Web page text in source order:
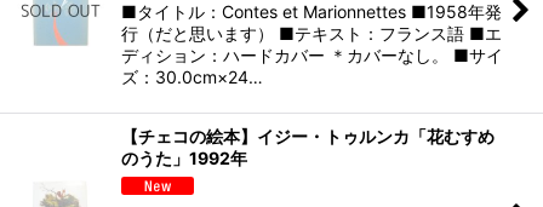
■タイトル：Contes et Marionnettes ■1958年発
行（だと思います） ■テキスト：フランス語 ■エ
ディション：ハードカバー ＊カバーなし。 ■サイ
ズ：30.0cm×24…
【チェコの絵本】イジー・トゥルンカ「花むすめ
のうた」1992年